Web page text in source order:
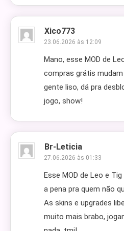
Xico773
23.06.2026 às 12:09
Mano, esse MOD de
compras grátis
gente liso, dá pra
jogo, show!
Br-Leticia
27.06.2026 às 01:33
Esse MOD de Leo e
a pena pra quem não
As skins e upgrades
muito mais brabo,